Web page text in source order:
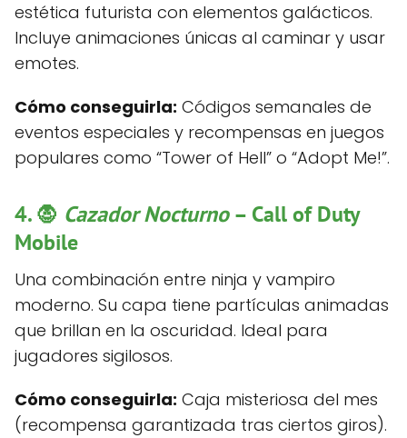
estética futurista con elementos galácticos.
Incluye animaciones únicas al caminar y usar
emotes.
Cómo conseguirla: Códigos semanales de
eventos especiales y recompensas en juegos
populares como “Tower of Hell” o “Adopt Me!”.
4. 🧛 Cazador Nocturno– Call of Duty
Mobile
Una combinación entre ninja y vampiro
moderno. Su capa tiene partículas animadas
que brillan en la oscuridad. Ideal para
jugadores sigilosos.
Cómo conseguirla: Caja misteriosa del mes
(recompensa garantizada tras ciertos giros).